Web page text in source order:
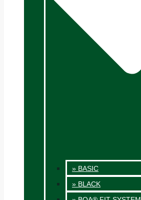
» BASIC
» BLACK